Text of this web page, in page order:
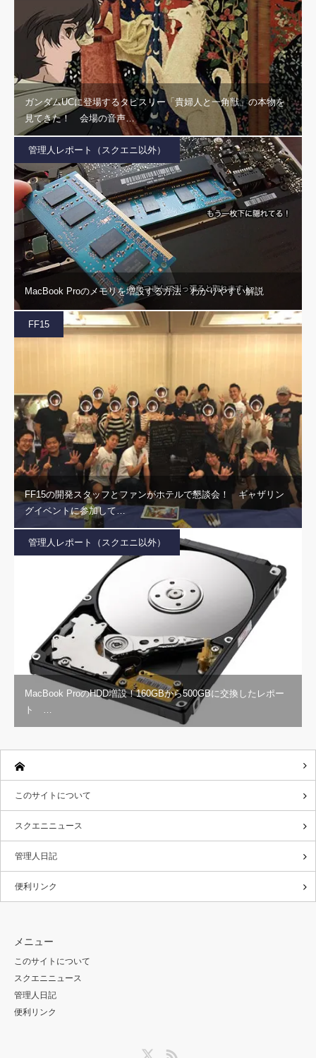
ガンダムUCに登場するタピスリー「貴婦人と一角獣」の本物を
見てきた！ 会場の音声…
管理人レポート（スクエニ以外）
MacBook Proのメモリを増設する方法 わかりやすい解説
FF15
FF15の開発スタッフとファンがホテルで懇談会！ ギャザリン
グイベントに参加して…
管理人レポート（スクエニ以外）
MacBook ProのHDD増設！160GBから500GBに交換したレポー
ト …
このサイトについて
スクエニニュース
管理人日記
便利リンク
メニュー
このサイトについて
スクエニニュース
管理人日記
便利リンク